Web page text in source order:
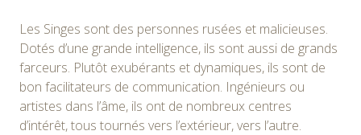
Les Singes sont des personnes rusées et malicieuses.
Dotés d’une grande intelligence, ils sont aussi de grands
farceurs. Plutôt exubérants et dynamiques, ils sont de
bon facilitateurs de communication. Ingénieurs ou
artistes dans l’âme, ils ont de nombreux centres
d’intérêt, tous tournés vers l’extérieur, vers l’autre.